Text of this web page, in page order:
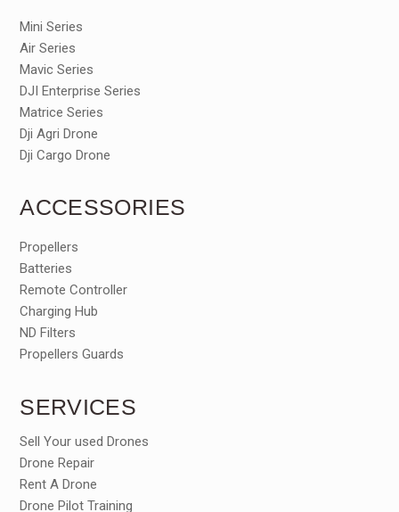
Mini Series
Air Series
Mavic Series
DJI Enterprise Series
Matrice Series
Dji Agri Drone
Dji Cargo Drone
ACCESSORIES
Propellers
Batteries
Remote Controller
Charging Hub
ND Filters
Propellers Guards
SERVICES
Sell Your used Drones
Drone Repair
Rent A Drone
Drone Pilot Training